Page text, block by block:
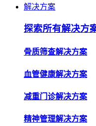
骨质筛查解决方案
血管健康解决方案
减重门诊解决方案
精神管理解决方案
内容中心
内容中心